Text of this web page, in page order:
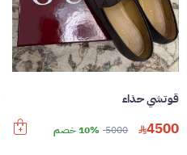
قوتشي حذاء
4500
5000 10% خصم